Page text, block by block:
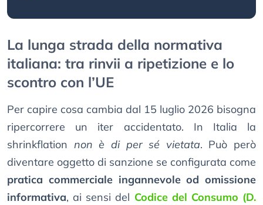
La lunga strada della normativa
italiana: tra rinvii a ripetizione e lo
scontro con l’UE
Per capire cosa cambia dal 15 luglio 2026 bisogna
ripercorrere un iter accidentato. In Italia la
shrinkflation non è di per sé vietata. Può però
diventare oggetto di sanzione se configurata come
pratica commerciale ingannevole od omissione
informativa, ai sensi del Codice del Consumo (D.